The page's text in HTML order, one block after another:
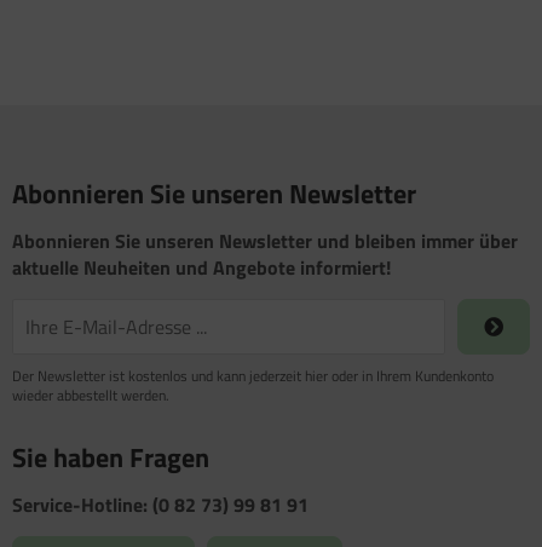
Abonnieren Sie unseren Newsletter
Abonnieren Sie unseren Newsletter und bleiben immer über
aktuelle Neuheiten und Angebote informiert!
Der Newsletter ist kostenlos und kann jederzeit hier oder in Ihrem Kundenkonto
wieder abbestellt werden.
Sie haben Fragen
Service-Hotline: (0 82 73) 99 81 91